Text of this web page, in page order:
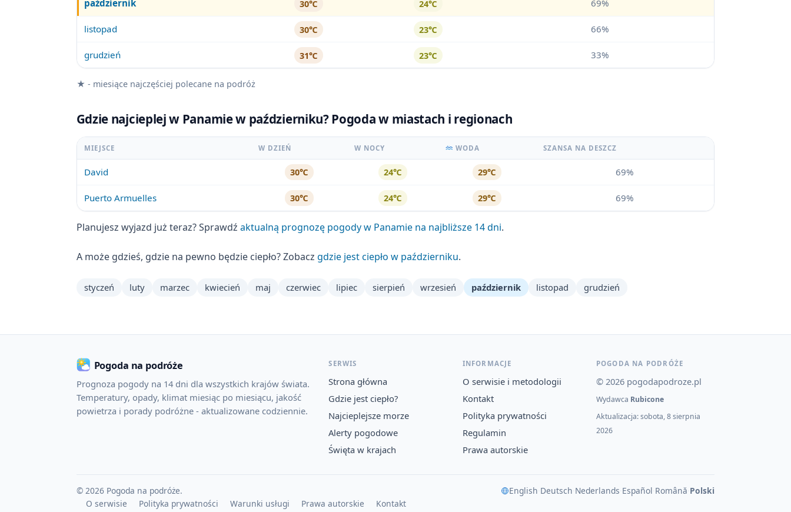
październik 30℃ 24℃ 69%
listopad 30℃ 23℃ 66%
grudzień 31℃ 23℃ 33%
★ - miesiące najczęściej polecane na podróż
Gdzie najcieplej w Panamie w październiku? Pogoda w miastach i regionach
MIEJSCE W DZIEŃ W NOCY WODA SZANSA NA DESZCZ
David 30℃ 24℃ 29℃ 69%
Puerto Armuelles 30℃ 24℃ 29℃ 69%
Planujesz wyjazd już teraz? Sprawdź aktualną prognozę pogody w Panamie na najbliższe 14 dni.
A może gdzieś, gdzie na pewno będzie ciepło? Zobacz gdzie jest ciepło w październiku.
styczeń luty marzec kwiecień maj czerwiec lipiec sierpień wrzesień październik listopad grudzień
Pogoda na podróże
Prognoza pogody na 14 dni dla wszystkich krajów świata.
Temperatury, opady, klimat miesiąc po miesiącu, jakość
powietrza i porady podróżne - aktualizowane codziennie.
SERWIS
Strona główna
Gdzie jest ciepło?
Najcieplejsze morze
Alerty pogodowe
Święta w krajach
INFORMACJE
O serwisie i metodologii
Kontakt
Polityka prywatności
Regulamin
Prawa autorskie
POGODA NA PODRÓŻE
© 2026 pogodapodroze.pl
Wydawca Rubicone
Aktualizacja: sobota, 8 sierpnia
2026
© 2026 Pogoda na podróże. English Deutsch Nederlands Español Română Polski
O serwisie
Polityka prywatności Warunki usługi Prawa autorskie Kontakt